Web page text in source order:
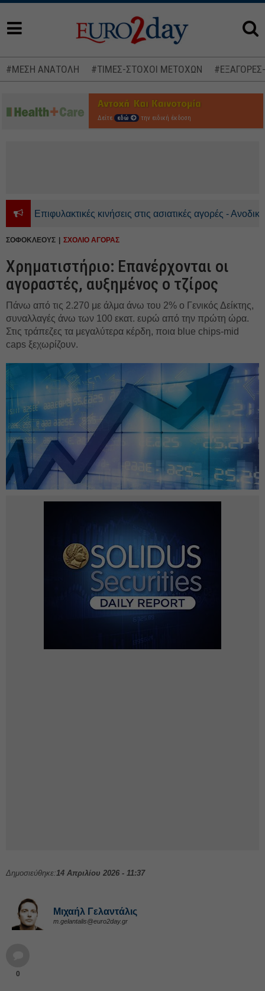
#ΜΕΣΗ ΑΝΑΤΟΛΗ #ΤΙΜΕΣ-ΣΤΟΧΟΙ ΜΕΤΟΧΩΝ
Δείτε εδώ την ειδική έκδοση
Επιφυλακτικές κινήσεις στις ασιατικές αγορές - Ανοδικά το
ΣΟΦΟΚΛΕΟΥΣ ΣΧΟΛΙΟ ΑΓΟΡΑΣ
Χρηματιστήριο: Επανέρχονται οι
αγοραστές, αυξημένος ο τζίρος
Πάνω από τις 2.270 με άλμα άνω του 2% ο Γενικός Δείκτης,
συναλλαγές άνω των 100 εκατ. ευρώ από την πρώτη ώρα.
Στις τράπεζες τα μεγαλύτερα κέρδη, ποια blue chips-mid
caps ξεχωρίζουν.
Δημοσιεύθηκε:14 Απριλίου 2026 - 11:37
Μιχαήλ Γελαντάλις
m.gelantalis@euro2day.gr
0